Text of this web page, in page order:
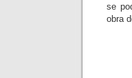
se
obra